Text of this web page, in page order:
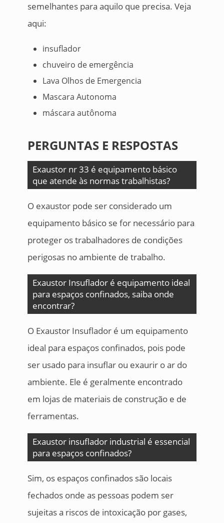
semelhantes para aquilo que precisa. Veja
aqui:
insuflador
chuveiro de emergência
Lava Olhos de Emergencia
Mascara Autonoma
máscara autônoma
PERGUNTAS E RESPOSTAS
Exaustor nr 33 é equipamento básico
que atende às normas trabalhistas?
O exaustor pode ser considerado um
equipamento básico se for necessário para
proteger os trabalhadores de condições
perigosas no ambiente de trabalho.
Exaustor Insuflador é equipamento ideal
para espaços confinados, saiba onde
encontrar?
O Exaustor Insuflador é um equipamento
ideal para espaços confinados, pois pode
ser usado para insuflar ou exaurir o ar do
ambiente. Ele é geralmente encontrado
em lojas de materiais de construção e de
ferramentas.
Exaustor insuflador industrial é essencial
para espaços confinados?
Sim, os espaços confinados são locais
fechados onde as pessoas podem ser
sujeitas a riscos de intoxicação por gases,